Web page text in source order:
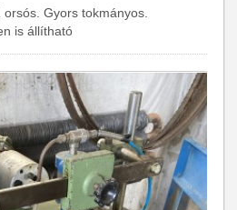
Gyors tokmányos.
is állítható